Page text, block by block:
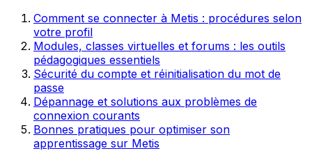
Comment se connecter à Metis : procédures selon
votre profil
Modules, classes virtuelles et forums : les outils
pédagogiques essentiels
Sécurité du compte et réinitialisation du mot de
passe
Dépannage et solutions aux problèmes de
connexion courants
Bonnes pratiques pour optimiser son
apprentissage sur Metis